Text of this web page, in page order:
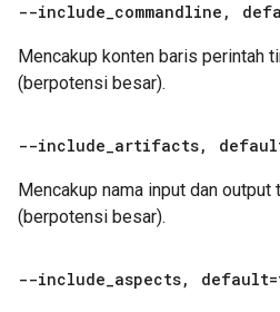
--include_commandline ,
Mencakup konten baris perintah
(berpotensi besar).
--include_artifacts,
Mencakup nama input dan output
(berpotensi besar).
--include_aspects,